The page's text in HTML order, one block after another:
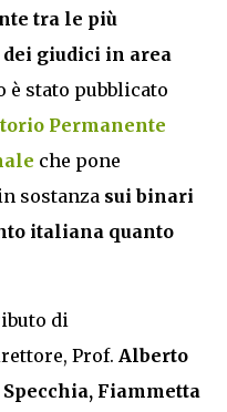
tra le più
giudici in area
è stato pubblicato
Permanente
che pone
sostanza sui binari
italiana quanto
di
Prof. Alberto
Fiammetta